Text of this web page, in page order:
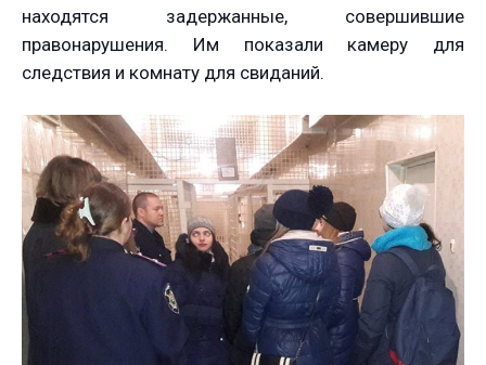
находятся задержанные, совершившие
правонарушения. Им показали камеру для
следствия и комнату для свиданий.